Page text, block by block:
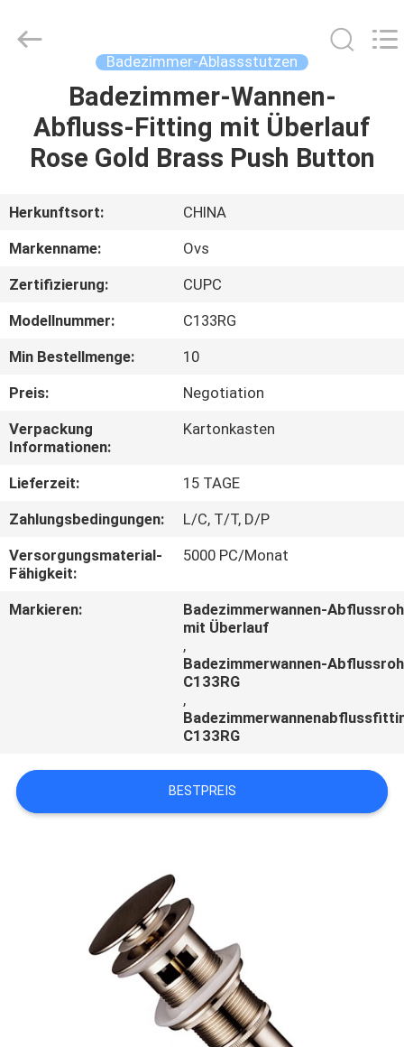
PRODUKTE
ÜBER
UNS
FABRIK-
AUSFLUG
QUALITÄTSKONTROLLE
TRETEN
SIE
MIT
IN
VERBINDUNG
Reserved.
Badezimmer-Ablassstutzen
Badezimmer-Wannen-
Abfluss-Fitting mit Überlauf
Rose Gold Brass Push Button
Herkunftsort:
CHINA
Markenname:
Ovs
Zertifizierung:
CUPC
Modellnummer:
C133RG
Min Bestellmenge:
10
Preis:
Negotiation
Verpackung
Informationen:
Kartonkasten
Lieferzeit:
15 TAGE
Zahlungsbedingungen:
L/C, T/T, D/P
Versorgungsmaterial-
Fähigkeit:
5000 PC/Monat
Markieren:
Badezimmerwannen-
mit Überlauf
,
Badezimmerwannen-
C133RG
,
C133RG
BESTPREIS